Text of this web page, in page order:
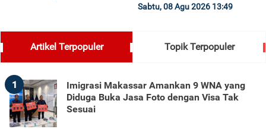
Sabtu, 08 Agu 2026 13:49
Artikel Terpopuler Topik Terpopuler
1
Imigrasi Makassar Amankan 9 WNA yang
Diduga Buka Jasa Foto dengan Visa Tak
Sesuai